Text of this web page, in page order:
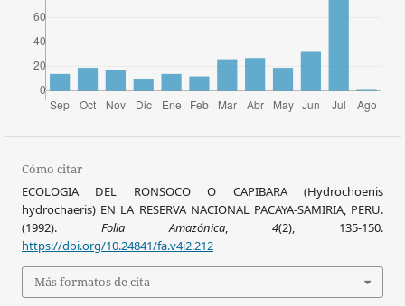
Cómo citar
ECOLOGIA DEL RONSOCO O CAPIBARA (Hydrochoenis
hydrochaeris) EN LA RESERVA NACIONAL PACAYA-SAMIRIA, PERU.
(1992). Folia Amazónica,4(2), 135-150.
https://doi.org/10.24841/fa.v4i2.212
Más formatos de cita